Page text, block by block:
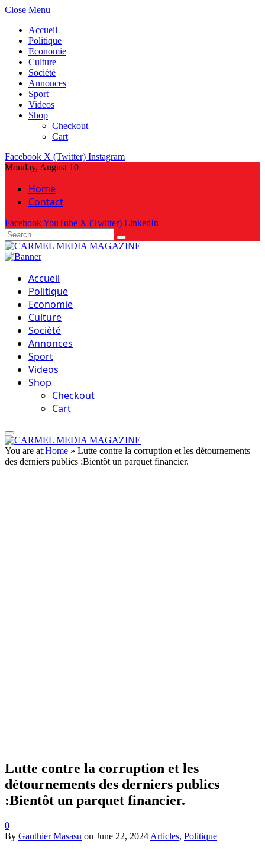
Close Menu
Accueil
Politique
Economie
Culture
Socièté
Annonces
Sport
Videos
Shop
Checkout
Cart
Facebook X (Twitter) Instagram
Monday, August 10
Home
Contact
FacebookYouTube X (Twitter) LinkedIn
Accueil
Politique
Economie
Culture
Socièté
Annonces
Sport
Videos
Shop
Checkout
Cart
You are at:Home » Lutte contre la corruption et les détournements
des derniers publics :Bientôt un parquet financier.
Lutte contre la corruption et les
détournements des derniers publics
:Bientôt un parquet financier.
0
By Gauthier Masasu on June 22, 2024 Articles, Politique